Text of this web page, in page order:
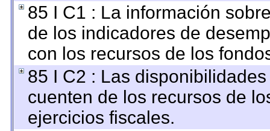
85 I C1 : La información
de los indicadores de
con los recursos de los
85 I C2 : Las
cuenten de los recursos de
ejercicios fiscales.